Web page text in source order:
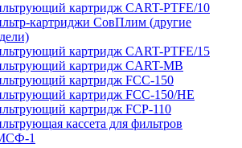
картридж CART-PTFE/10
картриджи СовПлим (другие
картридж CART-PTFE/15
картридж CART-MB
картридж FCC-150
картридж FCC-150/HE
картридж FCP-110
кассета для фильтров
1